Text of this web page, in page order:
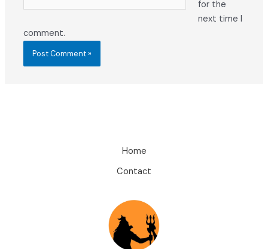
for the
next time I
comment.
Home
Contact